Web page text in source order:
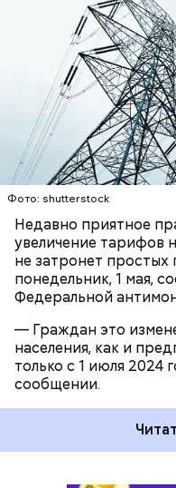
Фото: shutterstock
Недавно приятное
увеличение тарифов
не затронет
понедельник, 1 мая,
Федеральной
— Граждан это
населения, как и
только с 1 июля 2024
сообщении.
Изменение тарифов
связано с
инвестиционной
передаетТАСС.
ЭЛЕКТРИЧЕСТВО
ТАРИФЫ